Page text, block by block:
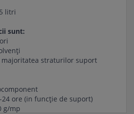
litri
sunt:
straturilor suport
24 ore (in funcţie de suport)
g/mp